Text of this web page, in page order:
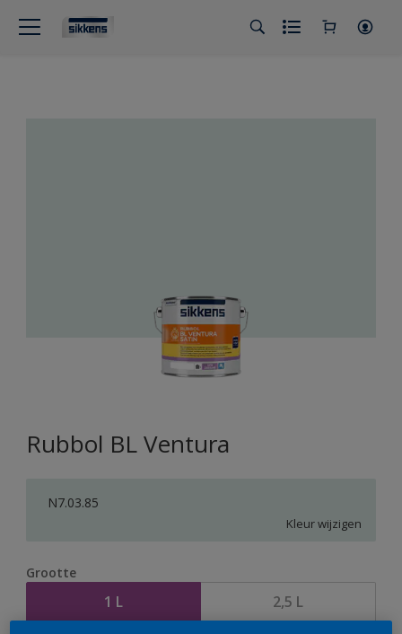
Rubbol BL Ventura
N7.03.85
Kleur wijzigen
Grootte
1 L 2,5 L